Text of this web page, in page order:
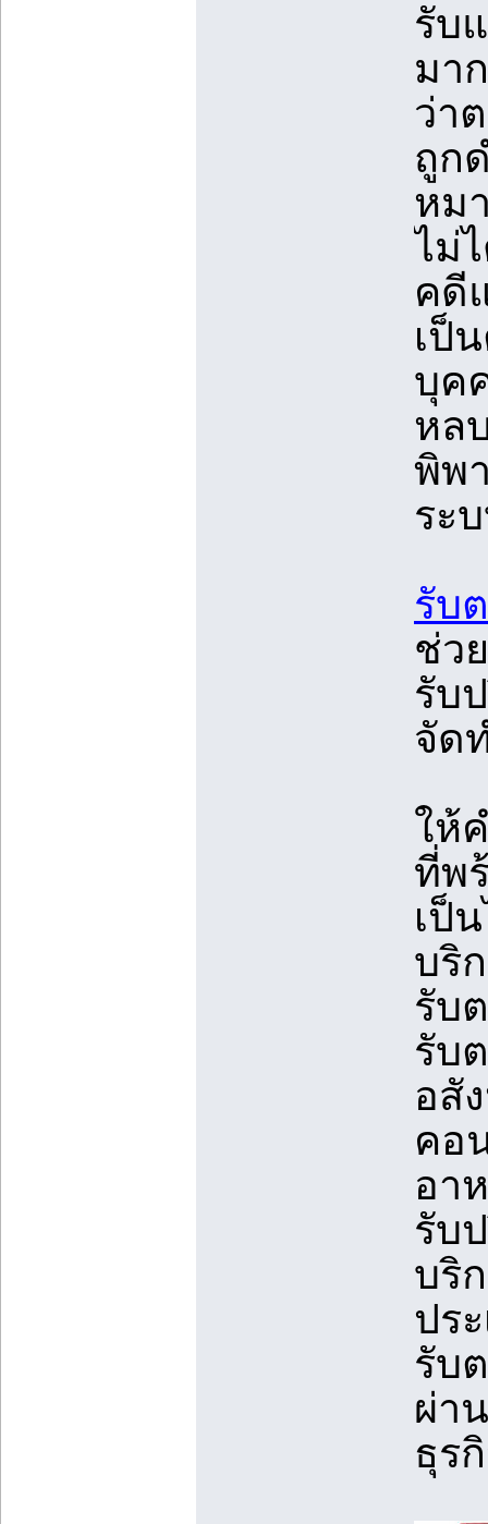
รับ
มา
ว่า
ถูก
หม
ไม่
คดี
เป็
บุค
หล
พิพ
ระ
รับ
ช่ว
รับ
จัด
ให้
ที่พ
เป็
บริ
รับ
รับ
อสั
คอ
อา
รับ
บริ
ปร
รับ
ผ่า
ธุร